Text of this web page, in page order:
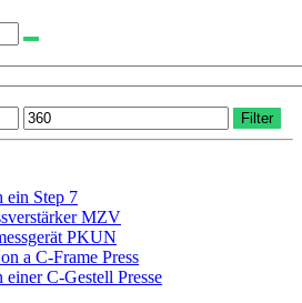
auf.
Die
Optionen
können
Max.
Preis
Filter
ein Step 7
MZV
PKUN
a C-Frame Press
C-Gestell Presse